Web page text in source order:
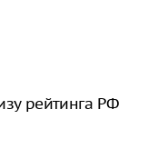
рейтинга РФ